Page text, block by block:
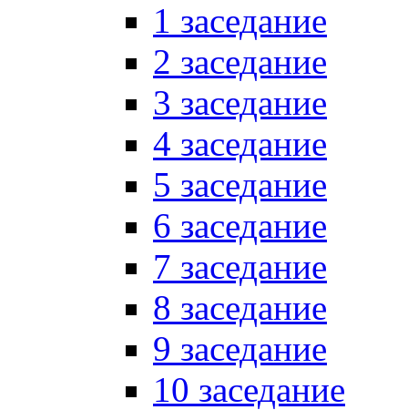
1 заседание
2 заседание
3 заседание
4 заседание
5 заседание
6 заседание
7 заседание
8 заседание
9 заседание
10 заседание